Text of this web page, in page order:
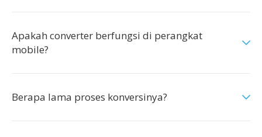
Apakah converter berfungsi di perangkat
mobile?
Berapa lama proses konversinya?